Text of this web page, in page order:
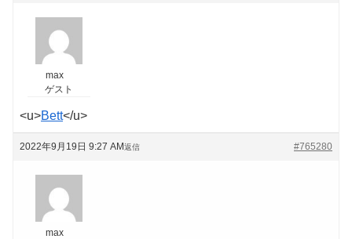
max
ゲスト
<u>Bett</u>
2022年9月19日 9:27 AM #765280
返信
max